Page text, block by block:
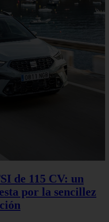
de 115 CV: un
por la sencillez